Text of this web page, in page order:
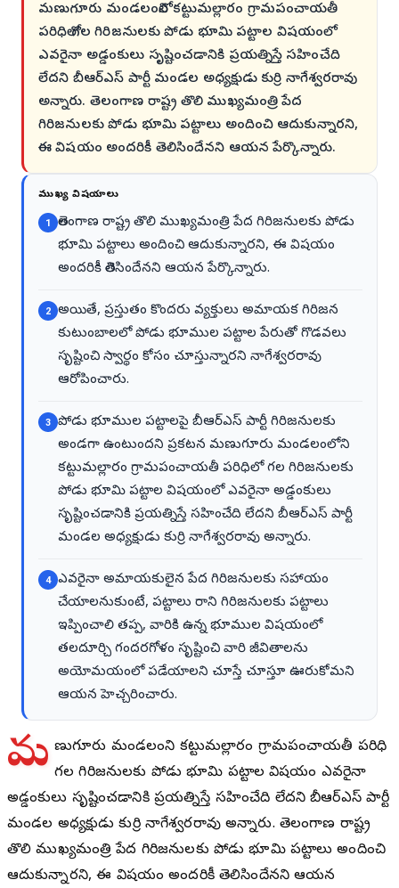
మణుగూరు మండలంలోని కట్టుమల్లారం గ్రామపంచాయతీ
పరిధిలో గల గిరిజనులకు పోడు భూమి పట్టాల విషయంలో
ఎవరైనా అడ్డంకులు సృష్టించడానికి ప్రయత్నిస్తే సహించేది
లేదని బీఆర్ఎస్ పార్టీ మండల అధ్యక్షుడు కుర్రి నాగేశ్వరరావు
అన్నారు. తెలంగాణ రాష్ట్ర తొలి ముఖ్యమంత్రి పేద
గిరిజనులకు పోడు భూమి పట్టాలు అందించి ఆదుకున్నారని,
ఈ విషయం అందరికీ తెలిసిందేనని ఆయన పేర్కొన్నారు.
ముఖ్య విషయాలు
1
తెలంగాణ రాష్ట్ర తొలి ముఖ్యమంత్రి పేద గిరిజనులకు పోడు
భూమి పట్టాలు అందించి ఆదుకున్నారని, ఈ విషయం
అందరికీ తెలిసిందేనని ఆయన పేర్కొన్నారు.
2
అయితే, ప్రస్తుతం కొందరు వ్యక్తులు అమాయక గిరిజన
కుటుంబాలలో పోడు భూముల పట్టాల పేరుతో గొడవలు
సృష్టించి స్వార్థం కోసం చూస్తున్నారని నాగేశ్వరరావు
ఆరోపించారు.
3
పోడు భూముల పట్టాలపై బీఆర్ఎస్ పార్టీ గిరిజనులకు
అండగా ఉంటుందని ప్రకటన మణుగూరు మండలంలోని
కట్టుమల్లారం గ్రామపంచాయతీ పరిధిలో గల గిరిజనులకు
పోడు భూమి పట్టాల విషయంలో ఎవరైనా అడ్డంకులు
సృష్టించడానికి ప్రయత్నిస్తే సహించేది లేదని బీఆర్ఎస్ పార్టీ
మండల అధ్యక్షుడు కుర్రి నాగేశ్వరరావు అన్నారు.
4
ఎవరైనా అమాయకులైన పేద గిరిజనులకు సహాయం
చేయాలనుకుంటే, పట్టాలు రాని గిరిజనులకు పట్టాలు
ఇప్పించాలి తప్ప, వారికి ఉన్న భూముల విషయంలో
తలదూర్చి గందరగోళం సృష్టించి వారి జీవితాలను
అయోమయంలో పడేయాలని చూస్తే చూస్తూ ఊరుకోమని
ఆయన హెచ్చరించారు.
మ ణుగూరు మండలంలోని కట్టుమల్లారం గ్రామపంచాయతీ పరిధిలో
గల గిరిజనులకు పోడు భూమి పట్టాల విషయంలో ఎవరైనా
అడ్డంకులు సృష్టించడానికి ప్రయత్నిస్తే సహించేది లేదని బీఆర్ఎస్ పార్టీ
మండల అధ్యక్షుడు కుర్రి నాగేశ్వరరావు అన్నారు. తెలంగాణ రాష్ట్ర
తొలి ముఖ్యమంత్రి పేద గిరిజనులకు పోడు భూమి పట్టాలు అందించి
ఆదుకున్నారని, ఈ విషయం అందరికీ తెలిసిందేనని ఆయన